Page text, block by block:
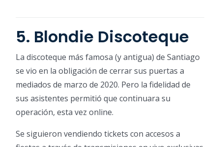
5. Blondie Discoteque
La discoteque más famosa (y antigua) de Santiago
se vio en la obligación de cerrar sus puertas a
mediados de marzo de 2020. Pero la fidelidad de
sus asistentes permitió que continuara su
operación, esta vez online.
Se siguieron vendiendo tickets con accesos a